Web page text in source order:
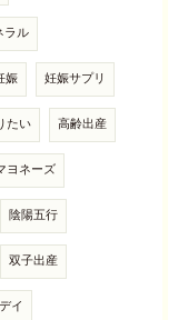
ラル
娠 妊娠サプリ
たい 高齢出産
ヨネーズ
陰陽五行
双子出産
イ